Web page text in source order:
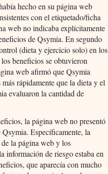
hecho en su página web
con el etiquetado/ficha
web no indicaba explícitamente
de Qsymia. En segundo
(dieta y ejercicio solo) en los
beneficios se obtuvieron
web afirmó que Qsymia
rápidamente que la dieta y el
evaluaron la cantidad de
la página web no presentó
Específicamente, la
la página web y los
información de riesgo estaba en
que aparecía con mucho